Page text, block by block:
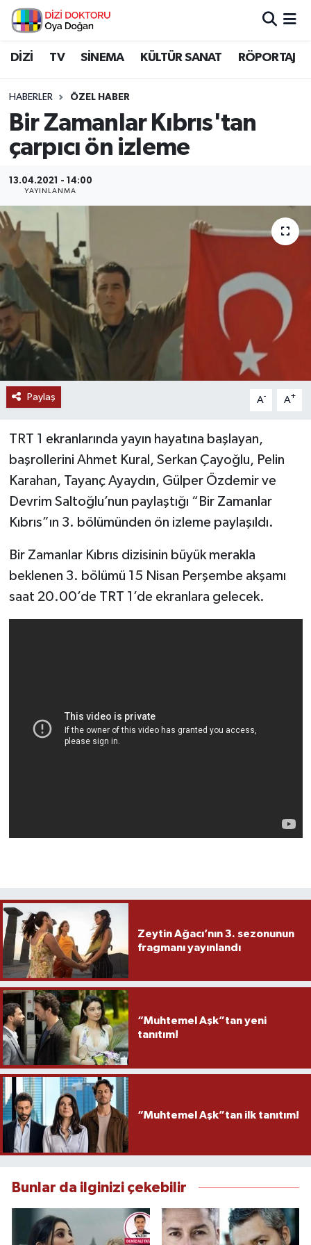
DİZİ TV SİNEMA KÜLTÜR SANAT RÖPORTAJ
HABERLER ÖZEL HABER
Bir Zamanlar Kıbrıs'tan
çarpıcı ön izleme
13.04.2021 - 14:00
YAYINLANMA
Paylaş A- A+
TRT 1 ekranlarında yayın hayatına başlayan,
başrollerini Ahmet Kural, Serkan Çayoğlu, Pelin
Karahan, Tayanç Ayaydın, Gülper Özdemir ve
Devrim Saltoğlu’nun paylaştığı “Bir Zamanlar
Kıbrıs”ın 3. bölümünden ön izleme paylaşıldı.
Bir Zamanlar Kıbrıs dizisinin büyük merakla
beklenen 3. bölümü 15 Nisan Perşembe akşamı
saat 20.00’de TRT 1’de ekranlara gelecek.
Zeytin Ağacı’nın 3. sezonunun
fragmanı yayınlandı
“Muhtemel Aşk”tan yeni
tanıtım!
“Muhtemel Aşk”tan ilk tanıtım!
Bunlar da ilginizi çekebilir
İstanbul Nöbetçi Eczaneler
İstanbul Namaz Vakitleri
İstanbul Trafik Yoğunluk Haritası
Süper Lig Puan Durumu ve Fikstür
Tüm Manşetler
Son Dakika Haberleri
Haber Arşivi